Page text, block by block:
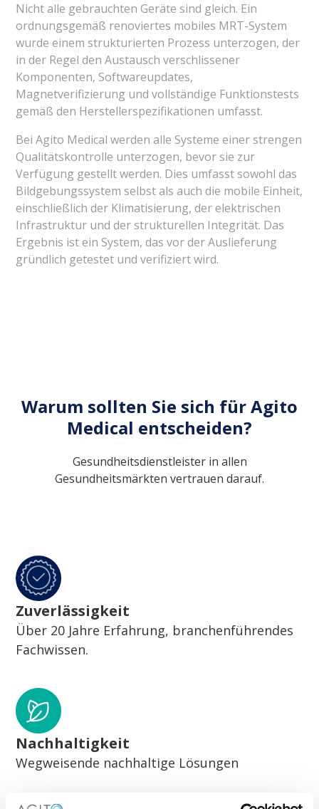
Nicht alle gebrauchten Geräte sind gleich. Ein
ordnungsgemäß renoviertes mobiles MRT-System
wurde einem strukturierten Prozess unterzogen, der
in der Regel den Austausch verschlissener
Komponenten, Softwareupdates,
Magnetverifizierung und vollständige Funktionstests
gemäß den Herstellerspezifikationen umfasst.
Bei Agito Medical werden alle Systeme einer strengen
Qualitätskontrolle unterzogen, bevor sie zur
Verfügung gestellt werden. Dies umfasst sowohl das
Bildgebungssystem selbst als auch die mobile Einheit,
einschließlich der Klimatisierung, der elektrischen
Infrastruktur und der strukturellen Integrität. Das
Ergebnis ist ein System, das vor der Auslieferung
gründlich getestet und verifiziert wird.
Warum sollten Sie sich für Agito
Medical entscheiden?
Gesundheitsdienstleister in allen
Gesundheitsmärkten vertrauen darauf.
Zuverlässigkeit
Über 20 Jahre Erfahrung, branchenführendes
Fachwissen.
Nachhaltigkeit
Wegweisende nachhaltige Lösungen